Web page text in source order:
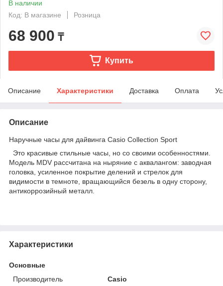
В наличии
Код: В магазине
Розница
68 900 ₸
Купить
Описание Характеристики Доставка Оплата
Описание
Наручные часы для дайвинга Casio Collection Sport
Это красивые стильные часы, но со своими особенностями.
Модель MDV расcчитана на ныряние с аквалангом: заводная
головка, усиленное покрытие делений и стрелок для
видимости в темноте, вращающийся безель в одну сторону,
антикоррозийный металл.
Характеристики
Основные
Производитель
Casio